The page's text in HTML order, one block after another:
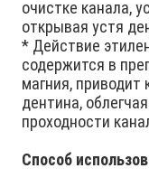
очистке канала,
открывая устя
* Действие
содержится в
магния, приводит
дентина,
проходности
Способ